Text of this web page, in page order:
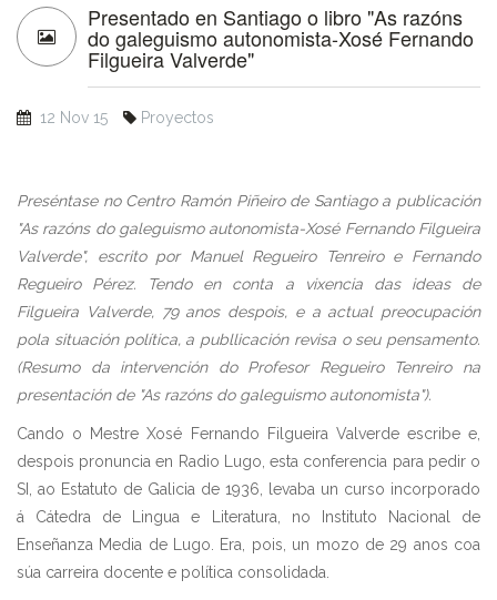
Presentado en Santiago o libro "As razóns
do galeguismo autonomista-Xosé Fernando
Filgueira Valverde"
12 Nov 15 Proyectos
Preséntase no Centro Ramón Piñeiro de Santiago a publicación
"As razóns do galeguismo autonomista-Xosé Fernando Filgueira
Valverde", escrito por Manuel Regueiro Tenreiro e Fernando
Regueiro Pérez. Tendo en conta a vixencia das ideas de
Filgueira Valverde, 79 anos despois, e a actual preocupación
pola situación política, a publlicación revisa o seu pensamento.
(Resumo da intervención do Profesor Regueiro Tenreiro na
presentación de "As razóns do galeguismo autonomista").
Cando o Mestre Xosé Fernando Filgueira Valverde escribe e,
despois pronuncia en Radio Lugo, esta conferencia para pedir o
SI, ao Estatuto de Galicia de 1936, levaba un curso incorporado
á Cátedra de Lingua e Literatura, no Instituto Nacional de
Enseñanza Media de Lugo. Era, pois, un mozo de 29 anos coa
súa carreira docente e política consolidada.